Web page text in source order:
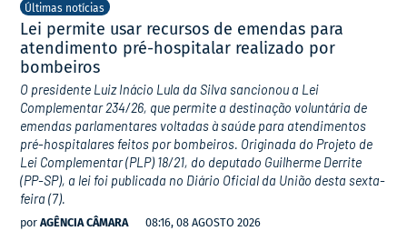
Últimas notícias
Lei permite usar recursos de emendas para
atendimento pré-hospitalar realizado por
bombeiros
O presidente Luiz Inácio Lula da Silva sancionou a Lei
Complementar 234/26, que permite a destinação voluntária de
emendas parlamentares voltadas à saúde para atendimentos
pré-hospitalares feitos por bombeiros. Originada do Projeto de
Lei Complementar (PLP) 18/21, do deputado Guilherme Derrite
(PP-SP), a lei foi publicada no Diário Oficial da União desta sexta-
feira (7).
por AGÊNCIA CÂMARA 08:16, 08 AGOSTO 2026